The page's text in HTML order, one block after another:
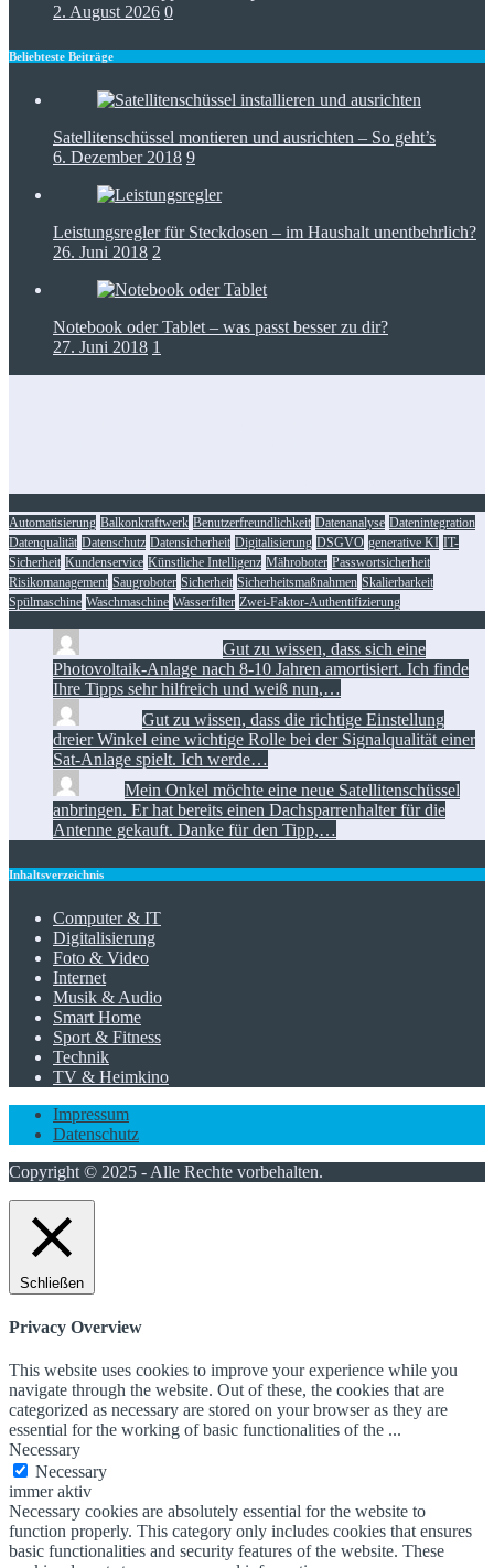
2. August 2026 0
Beliebteste Beiträge
Satellitenschüssel montieren und ausrichten – So geht’s
6. Dezember 2018 9
Leistungsregler für Steckdosen – im Haushalt unentbehrlich?
26. Juni 2018 2
Notebook oder Tablet – was passt besser zu dir?
27. Juni 2018 1
Automatisierung Balkonkraftwerk Benutzerfreundlichkeit Datenanalyse Datenintegration
Datenqualität Datenschutz Datensicherheit Digitalisierung DSGVO generative KI IT-
Sicherheit Kundenservice Künstliche Intelligenz Mähroboter Passwortsicherheit
Risikomanagement Saugroboter Sicherheit Sicherheitsmaßnahmen Skalierbarkeit
Spülmaschine Waschmaschine Wasserfilter Zwei-Faktor-Authentifizierung
Gut zu wissen, dass sich eine
Photovoltaik-Anlage nach 8-10 Jahren amortisiert. Ich finde
Ihre Tipps sehr hilfreich und weiß nun,…
Gut zu wissen, dass die richtige Einstellung
dreier Winkel eine wichtige Rolle bei der Signalqualität einer
Sat-Anlage spielt. Ich werde…
Mein Onkel möchte eine neue Satellitenschüssel
anbringen. Er hat bereits einen Dachsparrenhalter für die
Antenne gekauft. Danke für den Tipp,…
Inhaltsverzeichnis
Computer & IT
Digitalisierung
Foto & Video
Internet
Musik & Audio
Smart Home
Sport & Fitness
Technik
TV & Heimkino
Impressum
Datenschutz
Copyright © 2025 - Alle Rechte vorbehalten.
Schließen
Privacy Overview
This website uses cookies to improve your experience while you
navigate through the website. Out of these, the cookies that are
categorized as necessary are stored on your browser as they are
essential for the working of basic functionalities of the ...
Necessary
Necessary
immer aktiv
Necessary cookies are absolutely essential for the website to
function properly. This category only includes cookies that ensures
basic functionalities and security features of the website. These